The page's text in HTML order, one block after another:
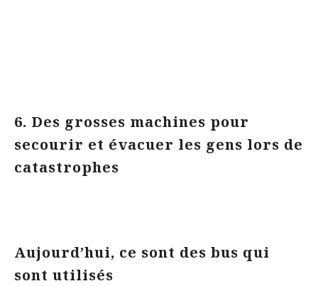
6. Des grosses machines pour
secourir et évacuer les gens lors de
catastrophes
Aujourd’hui, ce sont des bus qui
sont utilisés